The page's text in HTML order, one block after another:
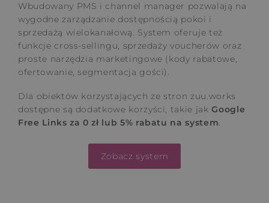
Wbudowany PMS i channel manager pozwalają na
wygodne zarządzanie dostępnością pokoi i
sprzedażą wielokanałową. System oferuje też
funkcje cross-sellingu, sprzedaży voucherów oraz
proste narzędzia marketingowe (kody rabatowe,
ofertowanie, segmentacja gości).
Dla obiektów korzystających ze stron zuu.works
dostępne są dodatkowe korzyści, takie jakGoogle
Free Links za 0 zł lub 5% rabatu na system.
Zobacz system